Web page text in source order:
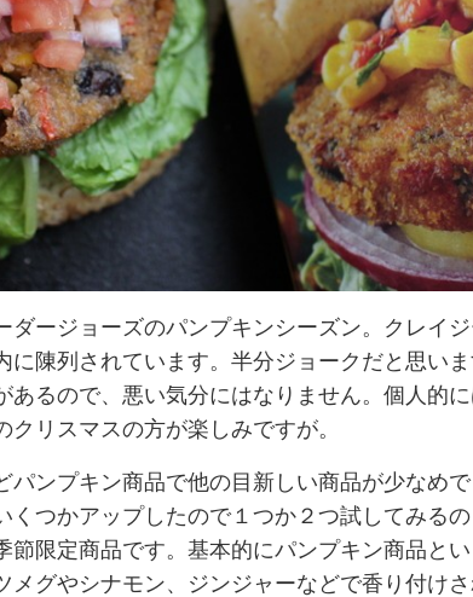
ダージョーズのパンプキンシーズン。クレイ
に陳列されています。半分ジョークだと思い
あるので、悪い気分にはなりません。個人的
リスマスの方が楽しみですが。
パンプキン商品で他の目新しい商品が少なめで
くつかアップしたので１つか２つ試してみる
節限定商品です。基本的にパンプキン商品と
メグやシナモン、ジンジャーなどで香り付け